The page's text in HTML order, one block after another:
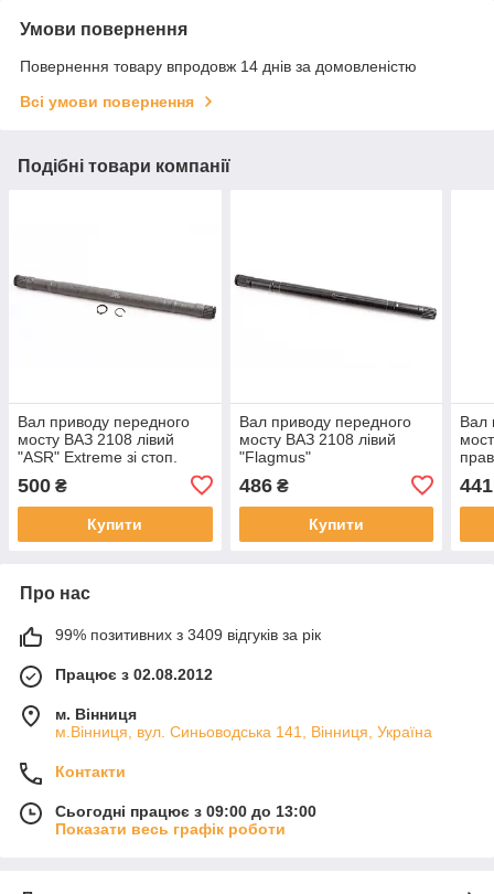
Умови повернення
Повернення товару впродовж 14 днів за домовленістю
Всі умови повернення
Подібні товари компанії
Вал приводу передного
мосту ВАЗ 2108 лівий
"ASR" Extreme зі стоп.
500 ₴
Купити
Вал приводу передного
мосту ВАЗ 2108 лівий
"Flagmus"
486₴
Купити
Вал
441
Про нас
99% позитивних з 3409 відгуків за рік
Працює з 02.08.2012
м. Вінниця
м.Вінниця, вул. Синьоводська 141, Вінниця, Україна
Контакти
Сьогодні працює з 09:00 до 13:00
Показати весь графік роботи